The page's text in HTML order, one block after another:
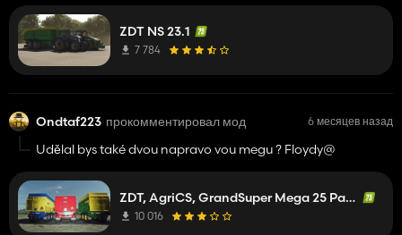
ZDT NS 23.1
7 784
Ondtaf223 прокомментировал мод 6 месяцев назад
Udělal bys také dvou napravo vou megu ? Floydy@
ZDT, AgriCS, GrandSuper Mega 25 Pack
10 016